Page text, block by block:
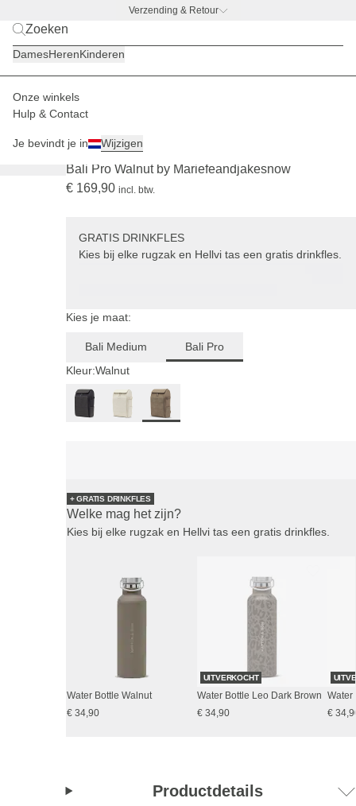
Verzending & Retour
DamesHerenKinderen
Onze winkels
Hulp & Contact
Je bevindt je in Wijzigen
Heren Rugzakken
(2105)
Bali Pro Walnut by Mariefeandjakesnow
€ 169,90 incl. btw.
GRATIS DRINKFLES
Kies bij elke rugzak en Hellvi tas een gratis drinkfles.
Kies je maat:
Bali Medium
Bali Pro
Kleur:Walnut
+ GRATIS DRINKFLES
Welke mag het zijn?
Kies bij elke rugzak en Hellvi tas een gratis drinkfles.
Water Bottle Walnut
€ 34,90
UITVERKOCHT
Water Bottle Leo Dark Brown
€ 34,90
Water
€
Productdetails